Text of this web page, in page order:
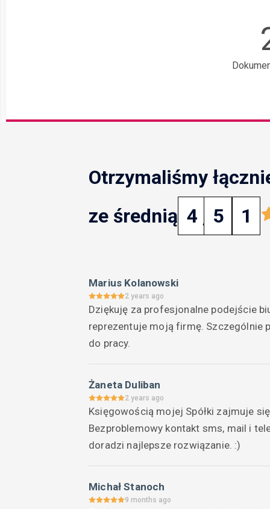
Otrzymaliśmy
ze średnią 4 5 1
Marius Kolanowski
2 years ago
Dziękuję za profesjonalne podejście
reprezentuje moją firmę. Szczególnie
do pracy.
Żaneta Duliban
2 years ago
Księgowością mojej Spółki zajmuje
Bezproblemowy kontakt sms, mail i
doradzi najlepsze rozwiązanie. :)
Michał Stanoch
9 months ago